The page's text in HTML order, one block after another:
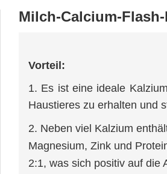
Milch-Calcium-
Vorteil:
1. Es ist eine ideale
Haustieres zu erhalten und
2. Neben viel Kalzium
Magnesium, Zink und
2:1, was sich positiv auf die